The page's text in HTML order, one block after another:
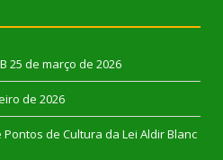
25 de março de 2026
de 2026
de Cultura da Lei Aldir Blanc